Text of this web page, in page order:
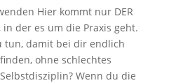
Hier kommt nur DER
der es um die Praxis geht.
tun, damit bei dir endlich
ohne schlechtes
Wenn du die